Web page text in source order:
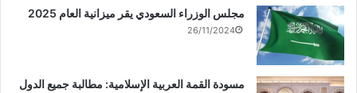
مجلس الوزراء السعودي يقر ميزانية العام 2025
26/11/2024
مسودة القمة العربية الإسلامية: مطالبة جميع الدول